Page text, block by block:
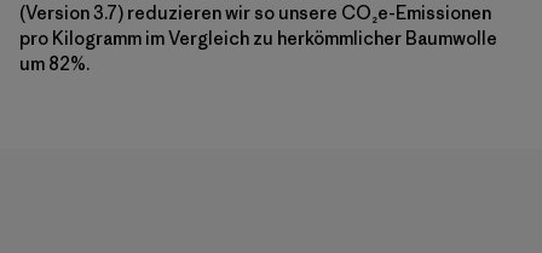
(Version 3.7) reduzieren wir so unsere CO₂e-Emissionen
pro Kilogramm im Vergleich zu herkömmlicher Baumwolle
um 82%.